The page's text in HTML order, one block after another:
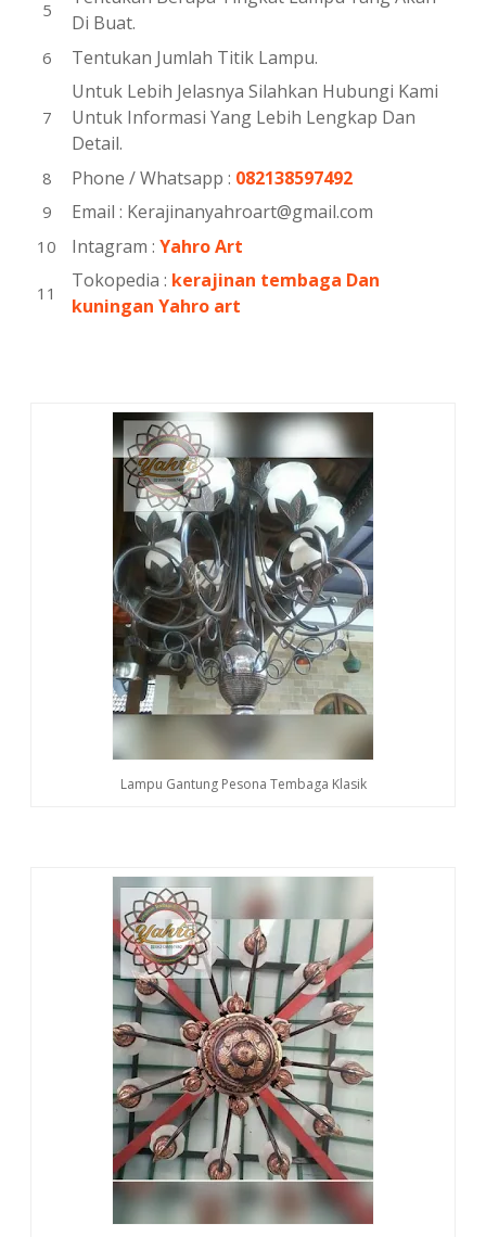
Di Buat.
Tentukan Jumlah Titik Lampu.
Untuk Lebih Jelasnya Silahkan Hubungi Kami
Untuk Informasi Yang Lebih Lengkap Dan
Detail.
Phone / Whatsapp : 082138597492
Email : Kerajinanyahroart@gmail.com
Intagram : Yahro Art
Tokopedia : kerajinan tembaga Dan
kuningan Yahro art
Lampu Gantung Pesona Tembaga Klasik